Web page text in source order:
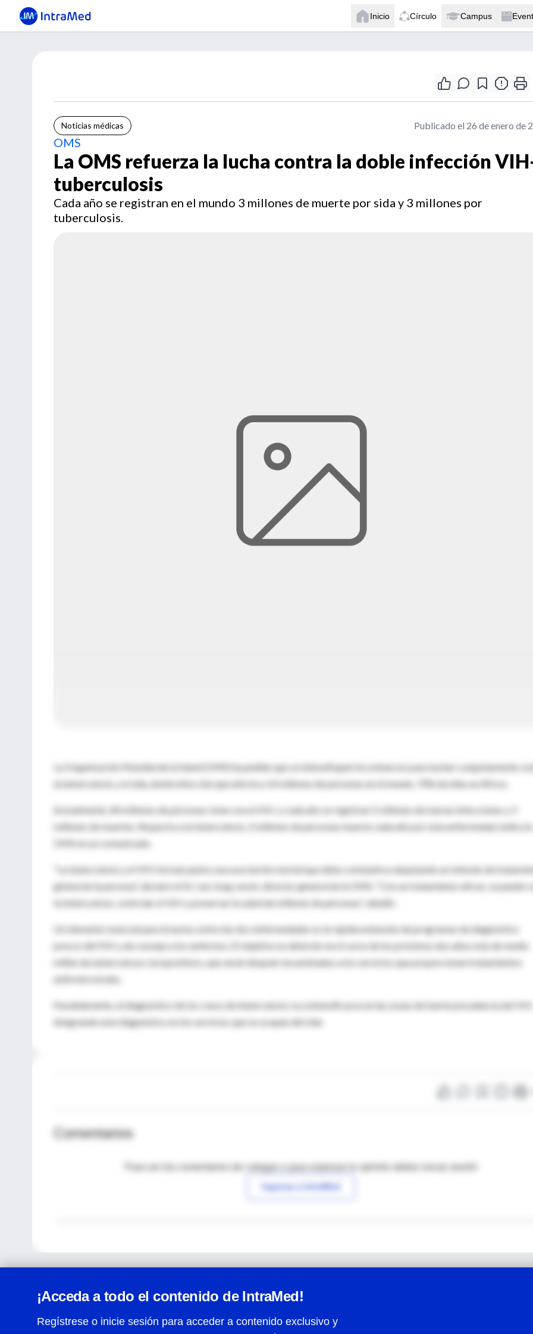
Inicio Círculo Campus
Noticias médicas Publicado el 26 de enero de
OMS
La OMS refuerza la lucha contra la doble infección
tuberculosis
Cada año se registran en el mundo 3 millones de muerte por sida y 3 millones por
tuberculosis.
La Organización Mundial de la Salud (OMS) ha pedido que se intensifiquen los esfuerzos para luchar conjuntamente
la tuberculosis y el sida, doble infección que afecta a 14 millones de personas en el mundo, 70% de ellas en África.
Actualmente, 40 millones de personas viven con el VIH, y cada año se registran 5 millones de nuevas infecciones y 3
millones de muertes. Respecto a la tuberculosis, 2 millones de personas mueren cada año por esta enfermedad, indica la
OMS en un comunicado.
"La tuberculosis y el VIH forman juntos una asociación mortal que debe combatirse adoptando un método de
global de la persona", declaró el Dr. Lee Jong-wook, director general de la OMS. "Con un tratamiento eficaz, se puede
la tuberculosis, controlar el VIH y preservar la salud de millones de personas", añadió.
Un elemento esencial para la lucha contra las dos enfermedades es la rápida extensión de programas de diagnóstico
precoz del VIH y de consejo a los enfermos. El objetivo es detectar en el curso de los próximos dos años más de medio
millón de tuberculosos seropositivos, que serán después encaminados a los servicios que proporcionan tratamientos
antirretrovirales.
Paralelamente, el diagnóstico de los casos de tuberculosis va a intensificarse en las zonas de fuerte prevalencia del VIH
integrando este diagnóstico en los servicios que se ocupan del sida.
Comentarios
Para ver los comentarios de colegas o para expresar tu opinión debes iniciar sesión
Ingresar a IntraMed
¡Acceda a todo el contenido de IntraMed!
Regístrese o inicie sesión para acceder a contenido exclusivo y